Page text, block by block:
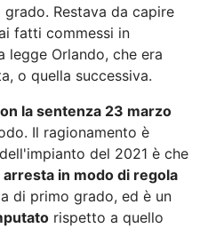
Restava da capire
fatti commessi in
legge Orlando, che era
o quella successiva.
la sentenza 23 marzo
Il ragionamento è
del 2021 è che
arresta in modo di regola
di primo grado, ed è un
rispetto a quello